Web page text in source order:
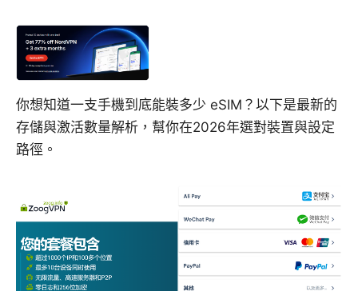
你想知道一支手機到底能裝多少 eSIM？以下是最新的
存儲與激活數量解析，幫你在2026年選對裝置與設定
路徑。